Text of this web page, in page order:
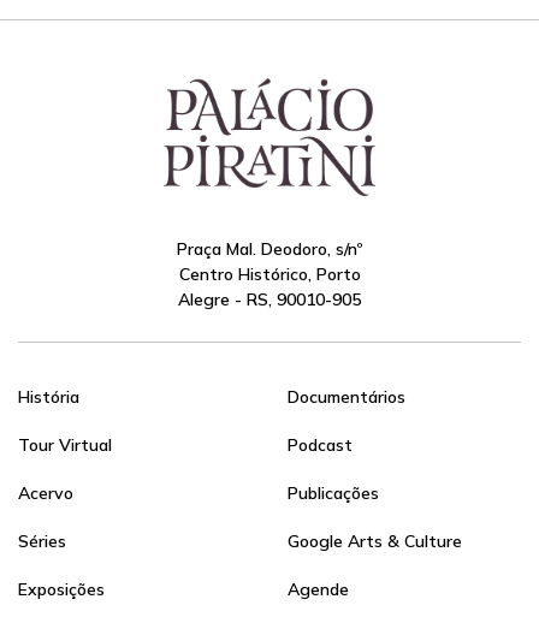
Praça Mal. Deodoro, s/nº
Centro Histórico, Porto
Alegre - RS, 90010-905
História
Tour Virtual
Acervo
Séries
Exposições
Documentários
Podcast
Publicações
Google Arts & Culture
Agende